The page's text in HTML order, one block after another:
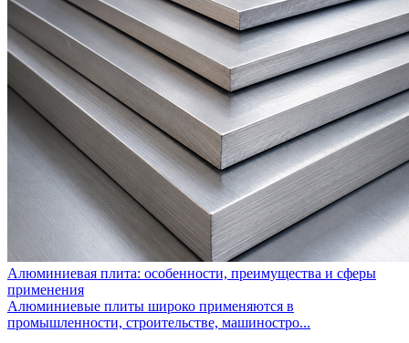
Алюминиевая плита: особенности, преимущества и сферы
применения
Алюминиевые плиты широко применяются в
промышленности, строительстве, машиностро...